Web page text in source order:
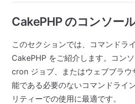
CakePHP のコンソー
このセクションでは、コマンドラ
CakePHP をご紹介します。コンソ
cron ジョブ、またはウェブブラウ
能である必要のないコマンドライ
リティーでの使用に最適です。